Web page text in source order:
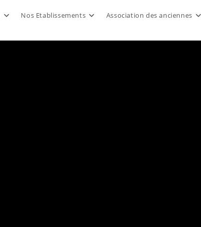
Nos Etablissements Association des anciennes